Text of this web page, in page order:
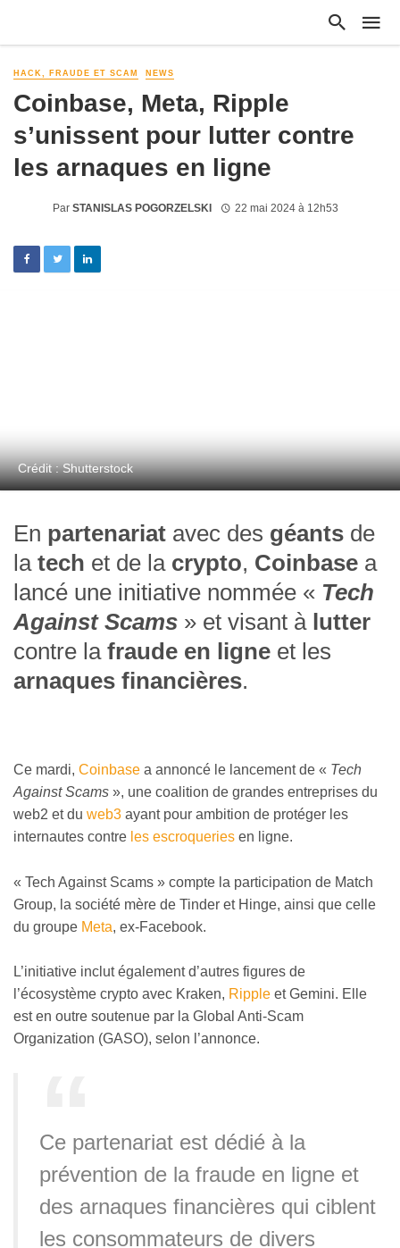
HACK, FRAUDE ET SCAM NEWS
Coinbase, Meta, Ripple
s’unissent pour lutter contre
les arnaques en ligne
Par STANISLAS POGORZELSKI 22 mai 2024 à 12h53
Crédit : Shutterstock
En partenariat avec des géants de
la tech et de la crypto, Coinbase a
lancé une initiative nommée « Tech
Against Scams » et visant à lutter
contre lafraude en ligne et les
arnaques financières.
Ce mardi, Coinbase a annoncé le lancement de « Tech
Against Scams », une coalition de grandes entreprises du
web2 et du web3 ayant pour ambition de protéger les
internautes contre les escroqueries en ligne.
« Tech Against Scams » compte la participation de Match
Group, la société mère de Tinder et Hinge, ainsi que celle
du groupe Meta, ex-Facebook.
L’initiative inclut également d’autres figures de
l’écosystème crypto avec Kraken, Ripple et Gemini. Elle
est en outre soutenue par la Global Anti-Scam
Organization (GASO), selon l’annonce.
Ce partenariat est dédié à la
prévention de la fraude en ligne et
des arnaques financières qui ciblent
les consommateurs de divers